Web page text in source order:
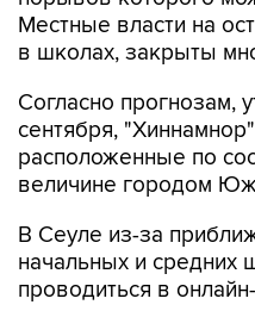
Местные власти на
в школах, закрыты
Согласно прогнозам,
сентября,
расположенные по
величине городом
В Сеуле из-за
начальных и средних
проводиться в